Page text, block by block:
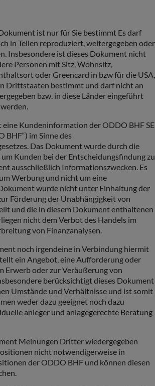
ist nur für Sie bestimmt Es darf
in Teilen reproduziert, weitergegeben oder
Insbesondere ist dieses Dokument nicht
Personen mit Sitz, Wohnsitz,
oder Greencard in bzw für die USA,
Drittstaaten bestimmt und darf nicht an
bzw. in diese Länder eingeführt
Kundeninformation der ODDO BHF SE
BHF“) im Sinne des
Das Dokument wurde durch die
Kunden bei der Entscheidungsfindung zu
ausschließlich Informationszwecken. Es
Werbung und nicht um eine
wurde nicht unter Einhaltung der
Förderung der Unabhängigkeit von
und die in diesem Dokument enthaltenen
nicht dem Verbot des Handels im
von Finanzanalysen.
noch irgendeine in Verbindung hiermit
ein Angebot, eine Aufforderung oder
Erwerb oder zur Veräußerung von
berücksichtigt dieses Dokument
Umstände und Verhältnisse und ist somit
weder dazu geeignet noch dazu
anleger und anlagegerechte Beratung
Meinungen Dritter wiedergegeben
nicht notwendigerweise in
der ODDO BHF und können diesen